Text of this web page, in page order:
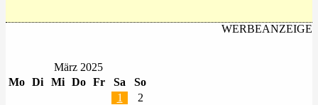
WERBEANZEIGE
März 2025
Mo Di Mi Do Fr Sa So
1
2